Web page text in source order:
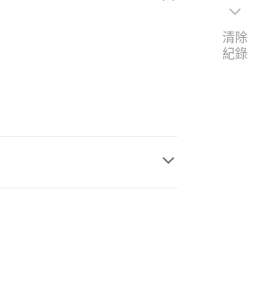
清除
紀錄